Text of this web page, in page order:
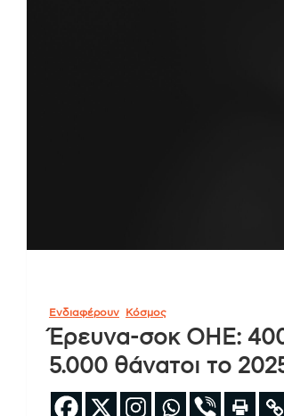
Ενδιαφέρουν Κόσμος
Έρευνα-σοκ ΟΗΕ: 400
5.000 θάνατοι το